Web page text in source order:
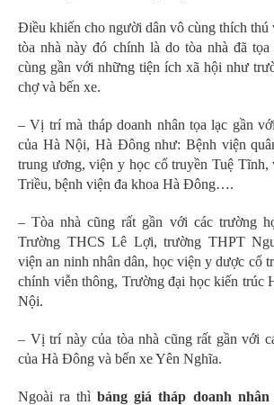
Điều khiến cho người dân vô cùng thích thú
tòa nhà này đó chính là do tòa nhà đã
cùng gần với những tiện ích xã hội như
chợ và bến xe.
– Vị trí mà tháp doanh nhân tọa lạc gần
của Hà Nội, Hà Đông như: Bệnh viện
trung ương, viện y học cổ truyền Tuệ Tĩnh,
Triều, bệnh viện đa khoa Hà Đông….
– Tòa nhà cũng rất gần với các trường
Trường THCS Lê Lợi, trường THPT
viện an ninh nhân dân, học viện y dược cổ
chính viễn thông, Trường đại học kiến trúc
Nội.
– Vị trí này của tòa nhà cũng rất gần với
của Hà Đông và bến xe Yên Nghĩa.
Ngoài ra thìbảng giá tháp doanh nhân